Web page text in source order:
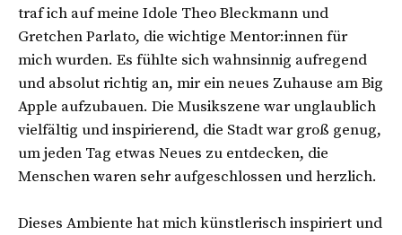
traf ich auf meine Idole Theo Bleckmann und
Gretchen Parlato, die wichtige Mentor:innen für
mich wurden. Es fühlte sich wahnsinnig aufregend
und absolut richtig an, mir ein neues Zuhause am Big
Apple aufzubauen. Die Musikszene war unglaublich
vielfältig und inspirierend, die Stadt war groß genug,
um jeden Tag etwas Neues zu entdecken, die
Menschen waren sehr aufgeschlossen und herzlich.
Dieses Ambiente hat mich künstlerisch inspiriert und